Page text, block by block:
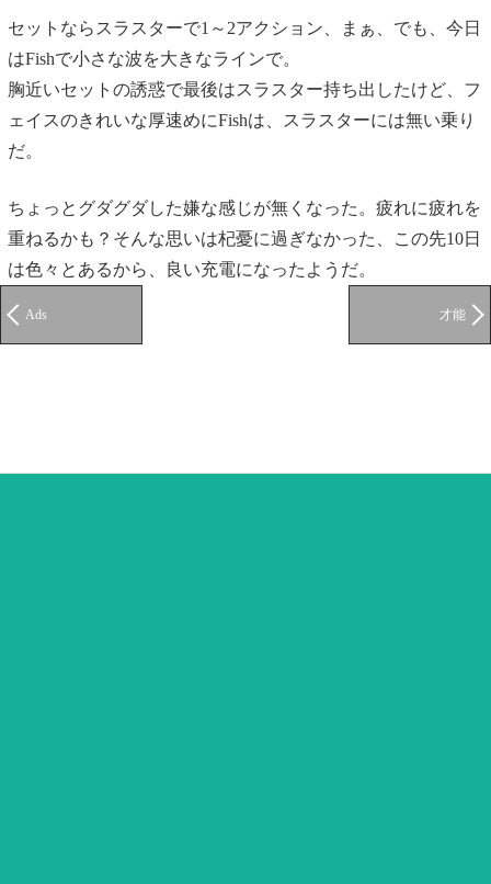
セットならスラスターで1～2アクション、まぁ、でも、今日
はFishで小さな波を大きなラインで。
胸近いセットの誘惑で最後はスラスター持ち出したけど、フ
ェイスのきれいな厚速めにFishは、スラスターには無い乗り
だ。
ちょっとグダグダした嫌な感じが無くなった。疲れに疲れを
重ねるかも？そんな思いは杞憂に過ぎなかった、この先10日
は色々とあるから、良い充電になったようだ。
Ads 才能